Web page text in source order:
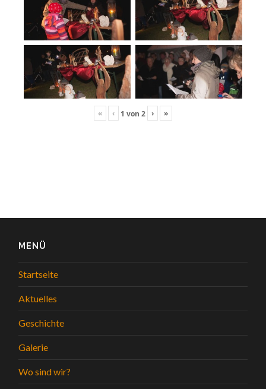
« ‹ 1 von 2 › »
MENÜ
Startseite
Aktuelles
Geschichte
Galerie
Wo sind wir?